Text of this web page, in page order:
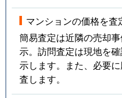
マンションの価格を査
簡易査定は近隣の売却
示。訪問査定は現地を
示します。また、必要
査します。